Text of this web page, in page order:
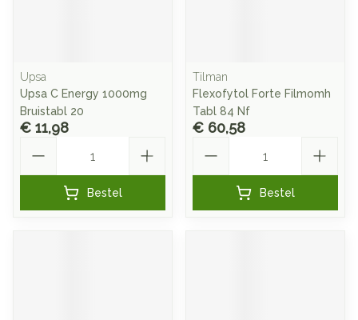
Upsa
Upsa C Energy 1000mg
Bruistabl 20
€ 11,98
Bestel
Tilman
Flexofytol Forte Filmomh
Tabl 84 Nf
€ 60,58
Bestel